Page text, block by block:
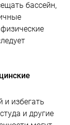
бассейн,
и избегать
и другие